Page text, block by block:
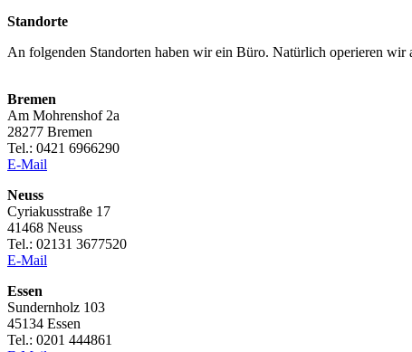
Standorte
An folgenden Standorten haben wir ein Büro. Natürlich operieren wir
Bremen
Am Mohrenshof 2a
28277 Bremen
Tel.: 0421 6966290
E-Mail
Neuss
Cyriakusstraße 17
41468 Neuss
Tel.: 02131 3677520
E-Mail
Essen
Sundernholz 103
45134 Essen
Tel.: 0201 444861